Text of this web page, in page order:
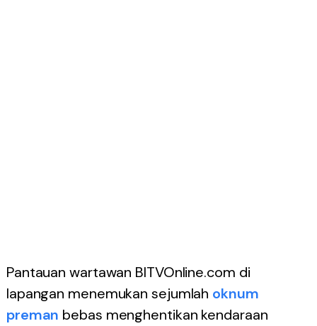
Pantauan wartawan BITVOnline.com di
lapangan menemukan sejumlah oknum
preman bebas menghentikan kendaraan